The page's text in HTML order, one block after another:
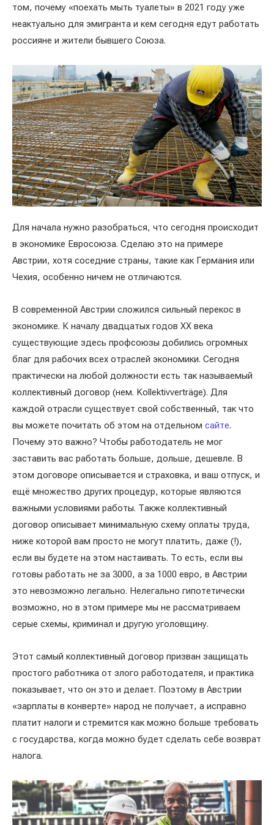
том, почему «поехать мыть туалеты» в 2021 году уже
неактуально для эмигранта и кем сегодня едут работать
россияне и жители бывшего Союза.
Для начала нужно разобраться, что сегодня происходит
в экономике Евросоюза. Сделаю это на примере
Австрии, хотя соседние страны, такие как Германия или
Чехия, особенно ничем не отличаются.
В современной Австрии сложился сильный перекос в
экономике. К началу двадцатых годов ХХ века
существующие здесь профсоюзы добились огромных
благ для рабочих всех отраслей экономики. Сегодня
практически на любой должности есть так называемый
коллективный договор (нем. Kollektivverträge). Для
каждой отрасли существует свой собственный, так что
вы можете почитать об этом на отдельном сайте.
Почему это важно? Чтобы работодатель не мог
заставить вас работать больше, дольше, дешевле. В
этом договоре описывается и страховка, и ваш отпуск, и
ещё множество других процедур, которые являются
важными условиями работы. Также коллективный
договор описывает минимальную схему оплаты труда,
ниже которой вам просто не могут платить, даже (!),
если вы будете на этом настаивать. То есть, если вы
готовы работать не за 3000, а за 1000 евро, в Австрии
это невозможно легально. Нелегально гипотетически
возможно, но в этом примере мы не рассматриваем
серые схемы, криминал и другую уголовщину.
Этот самый коллективный договор призван защищать
простого работника от злого работодателя, и практика
показывает, что он это и делает. Поэтому в Австрии
«зарплаты в конверте» народ не получает, а исправно
платит налоги и стремится как можно больше требовать
с государства, когда можно будет сделать себе возврат
налога.